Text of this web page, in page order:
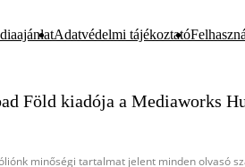
Adatvédelmi tájékoztató
Föld kiadója a Mediaworks
minőségi tartalmat jelent minden olvasó